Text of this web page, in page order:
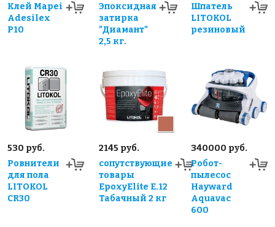
Клей Mapei
Adesilex
P10
Эпоксидная
затирка
"Диамант"
2,5 кг.
Шпатель
LITOKOL
резиновый
530 руб.
Ровнители
для пола
LITOKOL
CR30
2145 руб.
сопутствующие
товары
EpoxyElite E.12
Табачный 2 кг
340000 руб.
Робот-
пылесос
Hayward
Aquavac
600